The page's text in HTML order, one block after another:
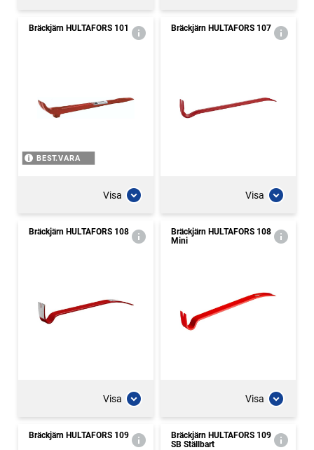
Bräckjärn HULTAFORS 101
BEST.VARA
Visa
Bräckjärn HULTAFORS 107
Visa
Bräckjärn HULTAFORS 108
Visa
Bräckjärn HULTAFORS 108
Mini
Visa
Bräckjärn HULTAFORS 109
Bräckjärn HULTAFORS 109
SB Ställbart